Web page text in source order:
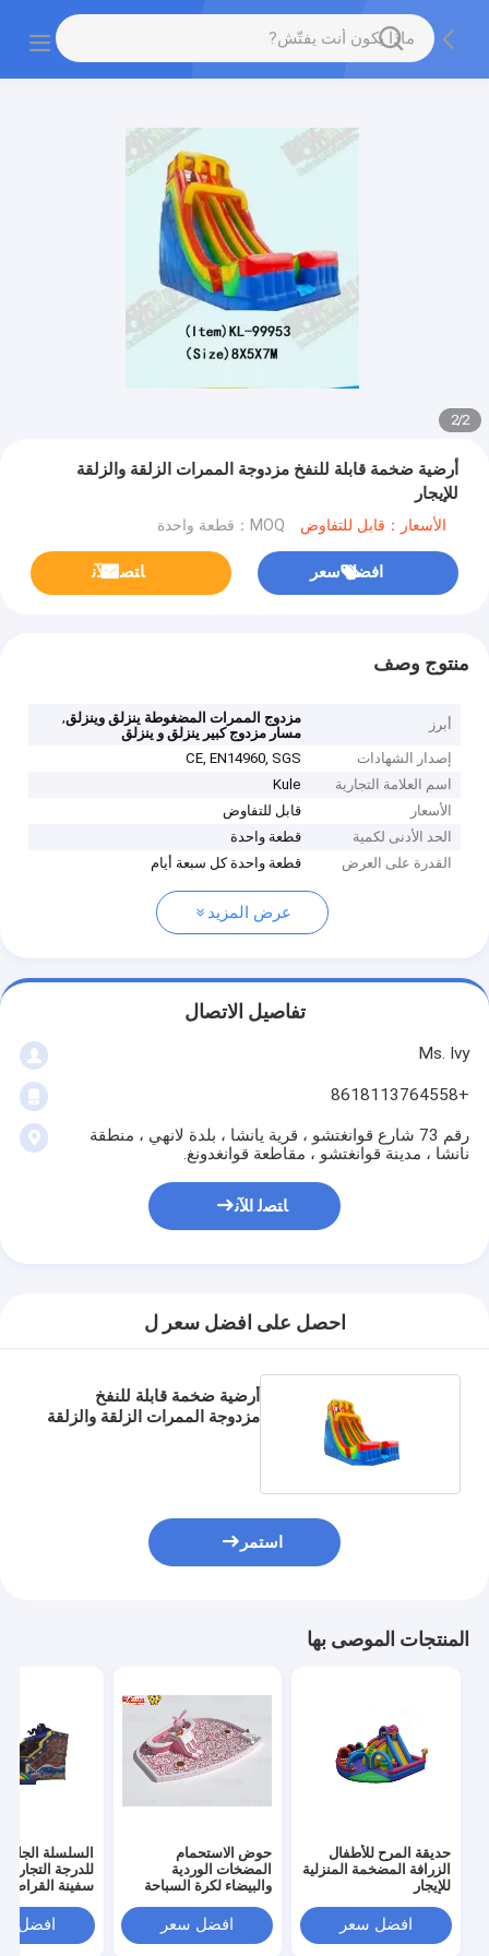
2
/
2
أرضية ضخمة قابلة للنفخ مزدوجة الممرات الزلقة والزلقة
للإيجار
الأسعار：قابل للتفاوض MOQ：قطعة واحدة
افضل سعر ﺎﺘﺼﻟ ﺍﻶﻧ
منتوج وصف
أبرز مزدوج الممرات المضغوطة ينزلق وينزلق,
مسار مزدوج كبير ينزلق و ينزلق
إصدار الشهادات
CE, EN14960, SGS
اسم العلامة التجارية
Kule
الأسعار
قابل للتفاوض
الحد الأدنى لكمية
قطعة واحدة
القدرة على العرض
قطعة واحدة كل سبعة أيام
عرض المزيد
تفاصيل الاتصال
Ms. Ivy
+8618113764558
رقم 73 شارع قوانغتشو ، قرية يانشا ، بلدة لانهي ، منطقة
نانشا ، مدينة قوانغتشو ، مقاطعة قوانغدونغ.
ﺎﺘﺼﻟ ﺍﻶﻧ
احصل على افضل سعر ل
أرضية ضخمة قابلة للنفخ
مزدوجة الممرات الزلقة والزلقة
استمر
المنتجات الموصى بها
حديقة المرح للأطفال
الزرافة المضخمة المنزلية
للإيجار
افضل سعر
حوض الاستحمام
المضخات الوردية
والبيضاء لكرة السباحة
افضل سعر
السلسلة
للدرجة
سفينة القراصنة
افضل